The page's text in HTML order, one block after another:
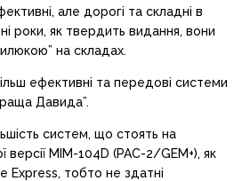
але дорогі та складні в
роки, як твердить видання, вони
на складах.
ефективні та передові системи
Давида”.
систем, що стоять на
версії MIM-104D (PAC-2/GEM+), як
Express, тобто не здатні